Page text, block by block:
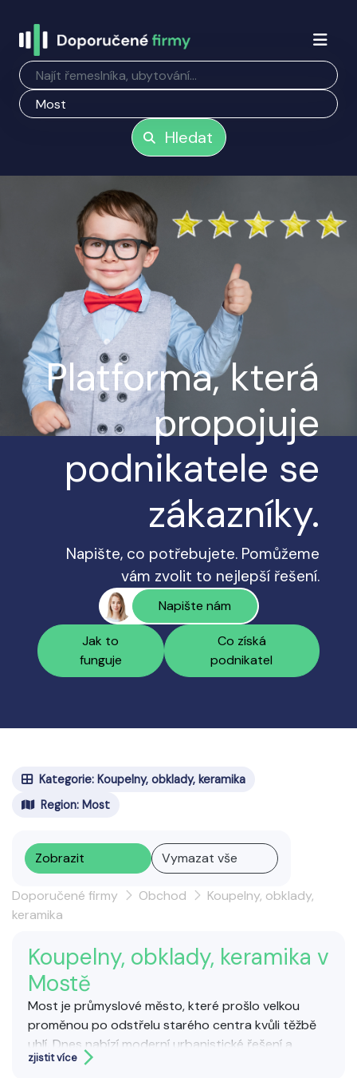
Hledat
Platforma, která
propojuje
podnikatele se
zákazníky.
Napište, co potřebujete. Pomůžeme
vám zvolit to nejlepší řešení.
Napište nám
Jak to
funguje
Co získá
podnikatel
Kategorie: Koupelny, obklady, keramika
Region: Most
Zobrazit Vymazat vše
Doporučené firmy Obchod
Koupelny, obklady,
keramika
Koupelny, obklady, keramika v
Mostě
Most je průmyslové město, které prošlo velkou
proměnou po odstřelu starého centra kvůli těžbě
uhlí. Dnes nabízí moderní urbanistické řešení a
zajímavosti jako hrad Hněvín s krásným výhledem na
zjistit více